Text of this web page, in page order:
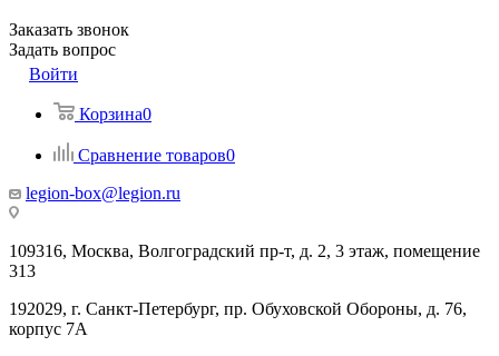
Заказать звонок
Задать вопрос
Войти
Корзина0
Сравнение товаров0
legion-box@legion.ru
109316, Москва, Волгоградский пр-т, д. 2, 3 этаж, помещение
313
192029, г. Санкт-Петербург, пр. Обуховской Обороны, д. 76,
корпус 7А